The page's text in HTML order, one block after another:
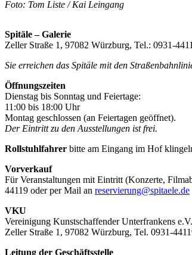
Foto: Tom Liste / Kai Leingang
Spitäle – Galerie
Zeller Straße 1, 97082 Würzburg, Tel.: 0931-
Sie erreichen das Spitäle mit den
Öffnungszeiten
Dienstag bis Sonntag und Feiertage:
11:00 bis 18:00 Uhr
Montag geschlossen (an Feiertagen geöffnet).
Der Eintritt zu den Ausstellungen ist frei.
Rollstuhlfahrer bitte am Eingang im Hof
Vorverkauf
Für Veranstaltungen mit Eintritt (Konzerte,
44119 oder per Mail an reservierung@spitaele.de
VKU
Vereinigung Kunstschaffender Unterfrankens e.V.
Zeller Straße 1, 97082 Würzburg, Tel. 0931-
Leitung der Geschäftsstelle